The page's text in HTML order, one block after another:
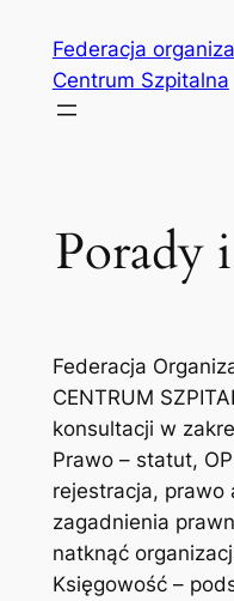
treści
Federacja
Centrum Szpitalna
Porady
Federacja
CENTRUM
konsultacji w
Prawo – statut,
rejestracja, prawo
zagadnienia
natknąć
Księgowość –